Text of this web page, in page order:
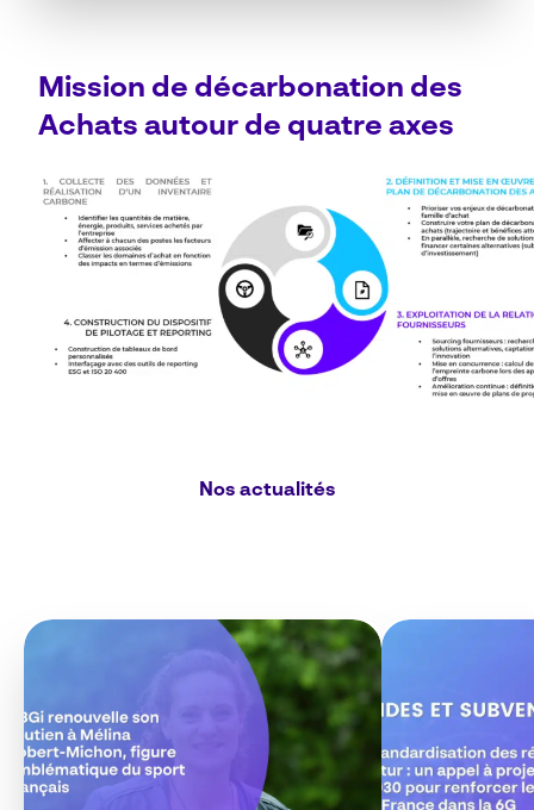
Mission de décarbonation des
Achats autour de quatre axes
Nos actualités